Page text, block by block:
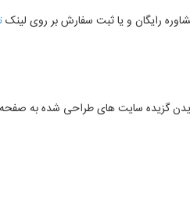
رایگان و یا ثبت سفارش بر روی لینک
گزیده سایت های طراحی شده به صفحه